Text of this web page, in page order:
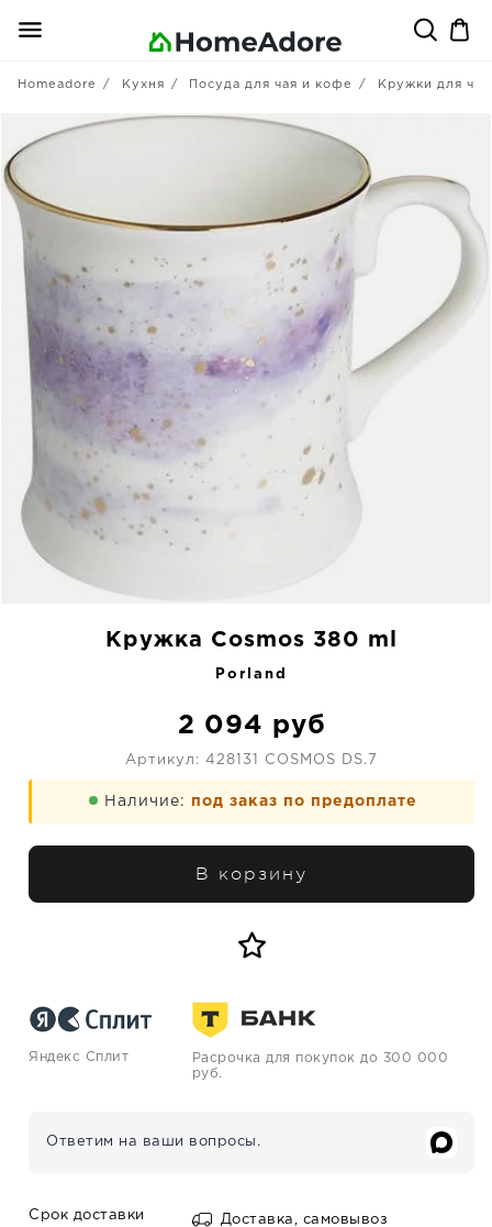
Homeadore Кухня Посуда для чая и кофе Кружки для чая
Кружка Cosmos 380 ml
Porland
2 094 руб
Артикул: 428131 COSMOS DS.7
Наличие: под заказ по предоплате
В корзину
Яндекс Сплит
Расрочка для покупок до 300 000
руб.
Ответим на ваши вопросы.
Срок доставки
Доставка, самовывоз